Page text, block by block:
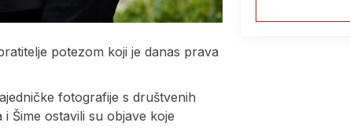
potezom koji je danas prava
fotografije s društvenih
Šime ostavili su objave koje